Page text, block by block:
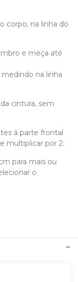
corpo, na linha do
e meça até
na linha
cintura, sem
á parte frontal
multiplicar por 2.
para mais ou
o